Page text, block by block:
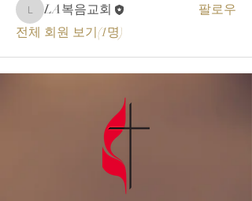
LA복음교회
LA복음교회
팔로우
전체 회원 보기(1명)